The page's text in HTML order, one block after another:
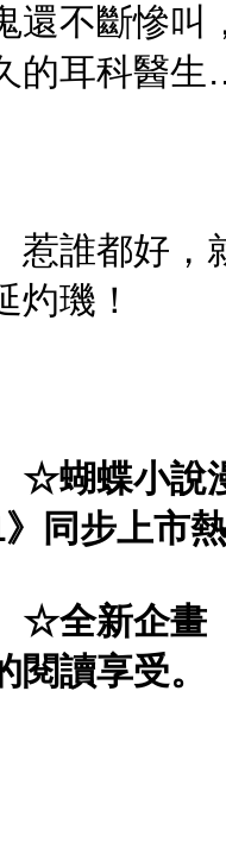
還不斷慘叫
的耳科醫
誰都好，
灼璣！
蝶小說漫
同步上市
新企畫《
閱讀享受。